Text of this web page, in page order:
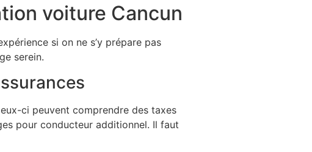
voiture Cancun
si on ne s’y prépare pas
serein.
ci peuvent comprendre des taxes
pour conducteur additionnel. Il faut